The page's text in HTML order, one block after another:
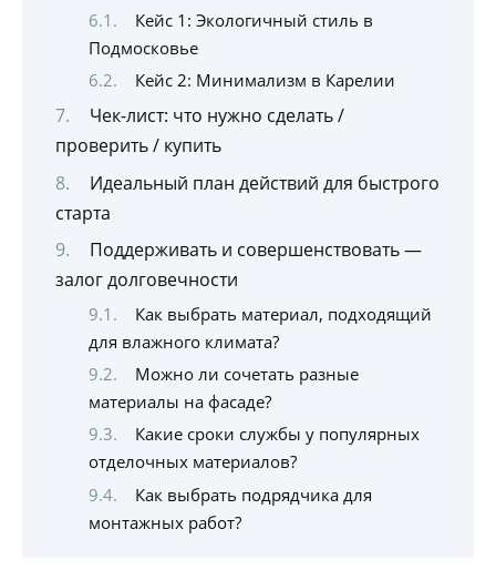
Кейс 1: Экологичный стиль в
Подмосковье
Кейс 2: Минимализм в Карелии
Чек-лист: что нужно сделать /
проверить / купить
Идеальный план действий для быстрого
старта
Поддерживать и совершенствовать —
залог долговечности
Как выбрать материал, подходящий
для влажного климата?
Можно ли сочетать разные
материалы на фасаде?
Какие сроки службы у популярных
отделочных материалов?
Как выбрать подрядчика для
монтажных работ?